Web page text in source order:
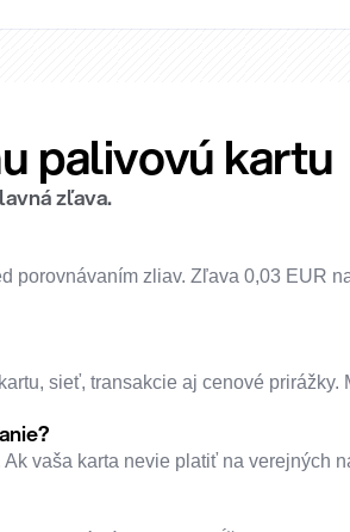
palivovú kartu
zľava.
porovnávaním zliav. Zľava 0,03 EUR
sieť, transakcie aj cenové
vaša karta nevie platiť na